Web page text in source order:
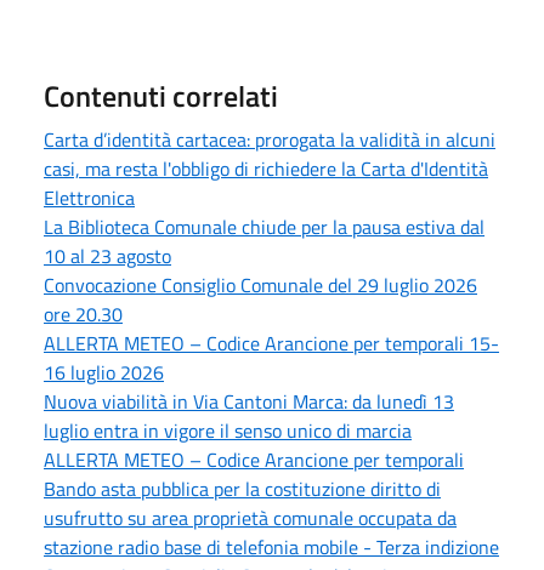
Contenuti correlati
Carta d’identità cartacea: prorogata la validità in alcuni
casi, ma resta l'obbligo di richiedere la Carta d'Identità
Elettronica
La Biblioteca Comunale chiude per la pausa estiva dal
10 al 23 agosto
Convocazione Consiglio Comunale del 29 luglio 2026
ore 20.30
ALLERTA METEO – Codice Arancione per temporali 15-
16 luglio 2026
Nuova viabilità in Via Cantoni Marca: da lunedì 13
luglio entra in vigore il senso unico di marcia
ALLERTA METEO – Codice Arancione per temporali
Bando asta pubblica per la costituzione diritto di
usufrutto su area proprietà comunale occupata da
stazione radio base di telefonia mobile - Terza indizione